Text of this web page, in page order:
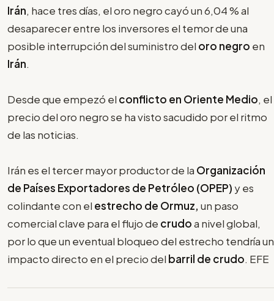
Irán, hace tres días, el oro negro cayó un 6,04 % al
desaparecer entre los inversores el temor de una
posible interrupción del suministro del oro negro en
Irán.
Desde que empezó el conflicto en Oriente Medio, el
precio del oro negro se ha visto sacudido por el ritmo
de las noticias.
Irán es el tercer mayor productor de la Organización
de Países Exportadores de Petróleo (OPEP) y es
colindante con el estrecho de Ormuz, un paso
comercial clave para el flujo de crudoa nivel global,
por lo que un eventual bloqueo del estrecho tendría un
impacto directo en el precio del barril de crudo. EFE